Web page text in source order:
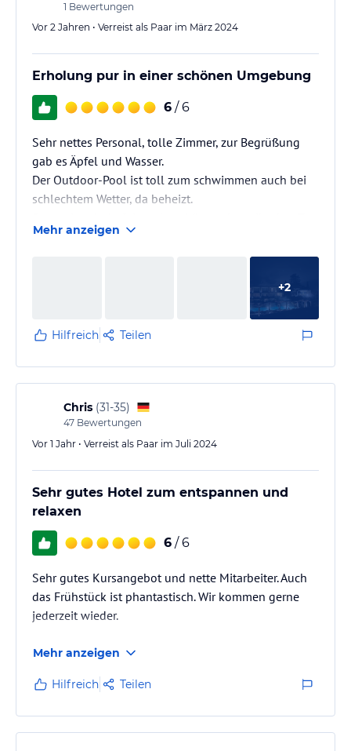
1 Bewertungen
Vor 2 Jahren • Verreist als Paar im März 2024
Erholung pur in einer schönen Umgebung
6 / 6
Sehr nettes Personal, tolle Zimmer, zur Begrüßung
gab es Äpfel und Wasser.
Der Outdoor-Pool ist toll zum schwimmen auch bei
schlechtem Wetter, da beheizt.
for free.
Wir haben auch die Yoga-Angebote genutzt, welche
Wir haben mit Halbpension gebucht und fanden das
Essen sehr lecker. Es gibt ein 4 Gänge Menü. Die
wurden gut satt. Das…
Mehr anzeigen
+2
Hilfreich Teilen
Chris (31-35)
47 Bewertungen
Vor 1 Jahr • Verreist als Paar im Juli 2024
Sehr gutes Hotel zum entspannen und
relaxen
6 / 6
Sehr gutes Kursangebot und nette Mitarbeiter. Auch
das Frühstück ist phantastisch. Wir kommen gerne
jederzeit wieder.
Mehr anzeigen
Hilfreich Teilen